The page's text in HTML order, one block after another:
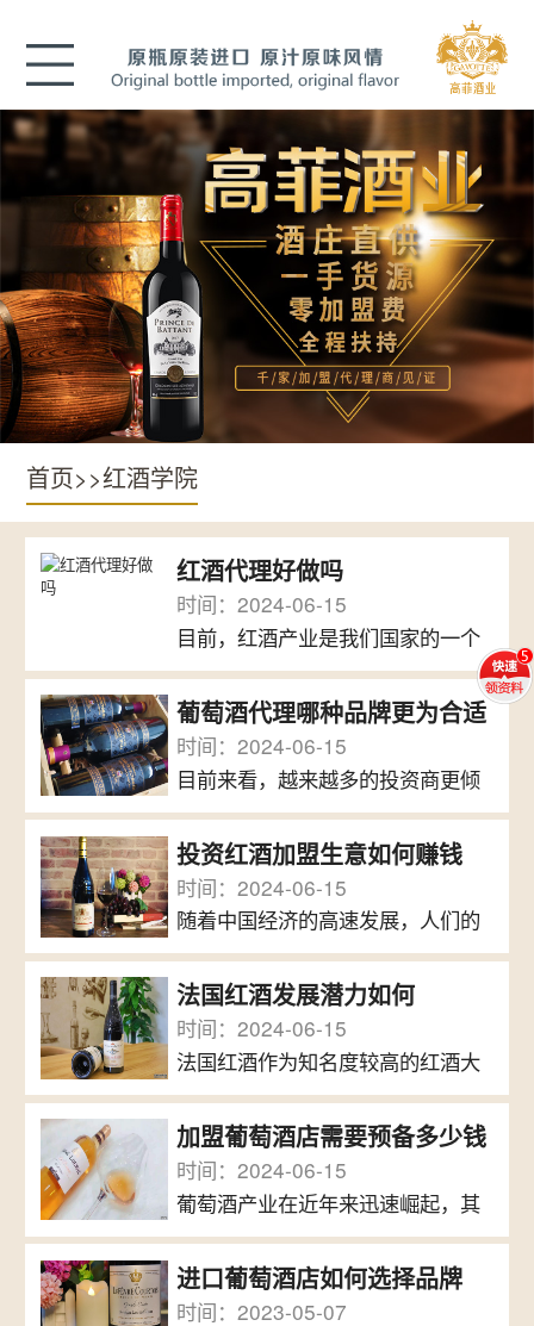
首页>>红酒学院
红酒代理好做吗
时间：2024-06-15
目前，红酒产业是我们国家的一个
朝阳产业，越来越多的人都有兴趣
投身于其中。做红酒代理是其中一
个不错的选择，那么，为什么红酒
代理能够做得非常好呢?接下来，我
们来探讨一下。中国红酒消费趋势
近年来，中国红酒的消费逐年上
升，主要是由于我国经济水平的不
断提高，而红酒本身一直都被视为
一种奢侈品。过去很少...
葡萄酒代理哪种品牌更为合适
时间：2024-06-15
目前来看，越来越多的投资商更倾
向于加盟品牌开设进口葡萄酒店。
然而，随着市场的不断扩张和竞争
的日益激烈，许多消费者对于品牌
的选择变得越来越迷茫。那么，如
果想要开设进口葡萄酒店，代理哪
种品牌更为合适呢?首先，酒品质量
过关是代理品牌的首要条件之一。
如今，消费者在购买葡萄酒时，不
仅会关注价格，还会更加...
投资红酒加盟生意如何赚钱
时间：2024-06-15
随着中国经济的高速发展，人们的
生活品质和健康意识不断提高，越
来越多的消费者开始注重健康养
生。而作为一种天然的果酒，适量
饮用红酒有益于身体健康，因此备
受欢迎。红酒加盟生意也因此成为
了一个备受关注的行业。那么，投
资红酒加盟生意如何才能赚到钱呢?
1、红酒拥有广泛的消费群体近年
来，红酒文化逐渐普及...
法国红酒发展潜力如何
时间：2024-06-15
法国红酒作为知名度较高的红酒大
国，在全球范围内备受认可。随着
人们对健康生活的追求和饮食文化
的逐渐升级，法国红酒的消费市场
也越来越受到欢迎。如果您准备开
设一家法国红酒加盟店，那么请看
以下市场前景分析。首先，法国红
酒深受消费者喜爱。如今，法国红
酒在口感上有着醇厚的特点，而且
加盟葡萄酒店需要预备多少钱
时间：2024-06-15
葡萄酒产业在近年来迅速崛起，其
地位逐渐由一种奢侈品转变为人们
日常生活中的常备酒品。随着葡萄
酒消费市场越来越大，加盟葡萄酒
进口葡萄酒店如何选择品牌
时间：2023-05-07